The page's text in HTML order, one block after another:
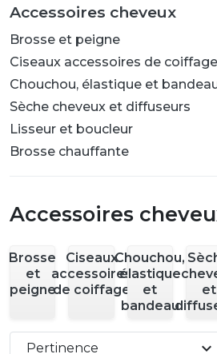
Accessoires cheveux
Brosse et peigne
Ciseaux accessoires de coiffage
Chouchou, élastique et
Sèche cheveux et diffuseurs
Lisseur et boucleur
Brosse chauffante
Accessoires
Brosse
et
peigne
Ciseaux
accessoires
de coiffage
Chouchou,
élastique
et
bandeau
et
Pertinence expand_more